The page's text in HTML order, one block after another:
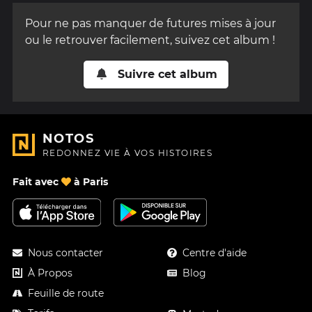
Pour ne pas manquer de futures mises à jour
ou le retrouver facilement, suivez cet album !
Suivre cet album
NOTOS
REDONNEZ VIE À VOS HISTOIRES
Fait avec à Paris
Nous contacter
À Propos
Feuille de route
Centre d'aide
Blog